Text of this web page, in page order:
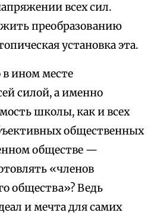
всех сил.
преобразованию
установка эта.
в ином месте
силой, а именно
школы, как и всех
общественных
обществе —
«членов
общества»? Ведь
и мечта для самих